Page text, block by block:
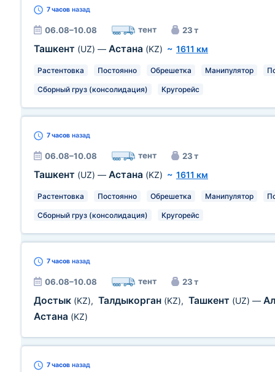
7 часов назад
06.08–10.08 тент 23 т
Ташкент (UZ) — Астана (KZ) ~ 1611 км
Растентовка Постоянно Обрешетка Манипулятор
Сборный груз (консолидация) Кругорейс
7 часов назад
06.08–10.08 тент 23 т
Ташкент (UZ) — Астана (KZ) ~ 1611 км
Растентовка Постоянно Обрешетка Манипулятор
Сборный груз (консолидация) Кругорейс
7 часов назад
06.08–10.08 тент 23 т
Достык (KZ), Талдыкорган (KZ), Ташкент (UZ) —
Астана (KZ)
7 часов назад